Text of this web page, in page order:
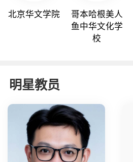
北京华文学院
哥本哈根美人
鱼中华文化学
校
明星教员